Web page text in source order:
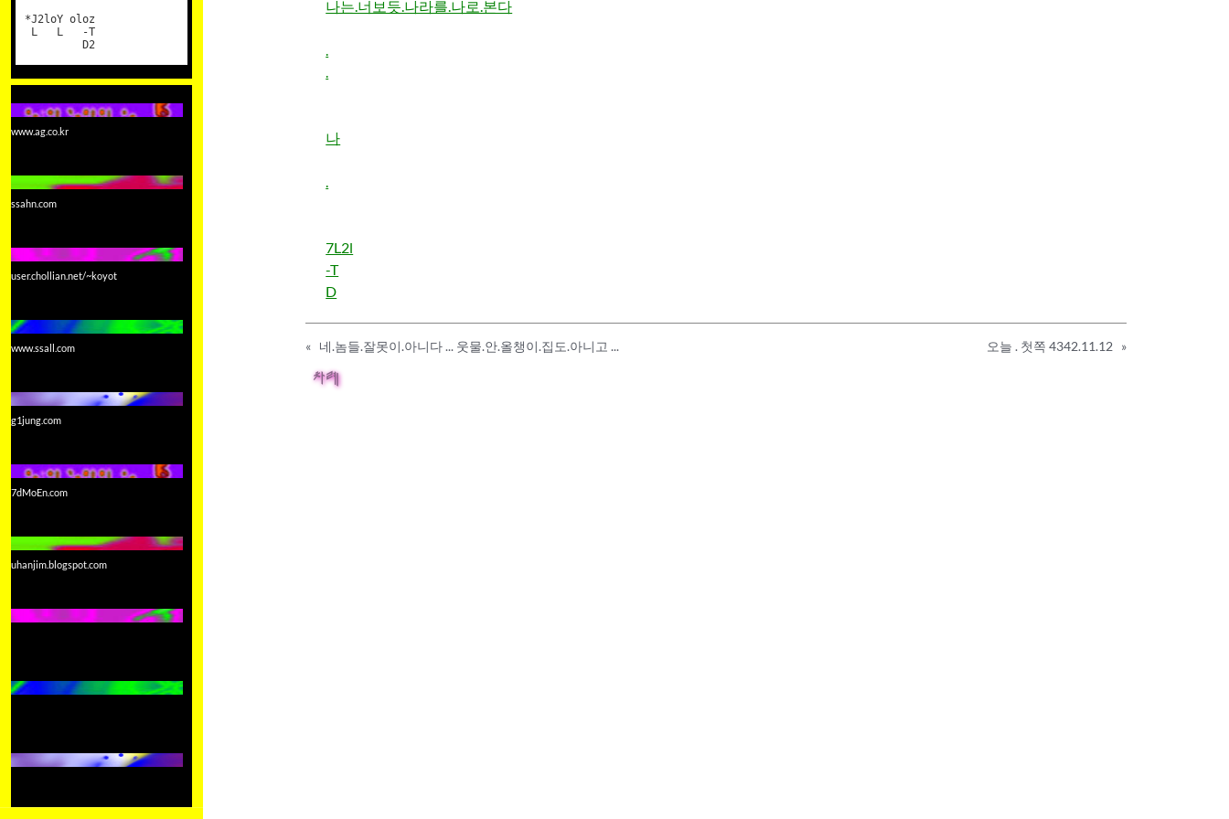
나는.너보듯.나라를.나로.본다
.
.
나
.
7L2l
-T
D
« 네.놈들.잘못이.아니다 ... 웃물.안.올챙이.집도.아니고 ... 오늘 . 첫쪽 4342.11.12 »
차례
*J2loY oloz
L L -T
D2
www.ag.co.kr
ssahn.com
user.chollian.net/~koyot
www.ssall.com
g1jung.com
7dMoEn.com
uhanjim.blogspot.com